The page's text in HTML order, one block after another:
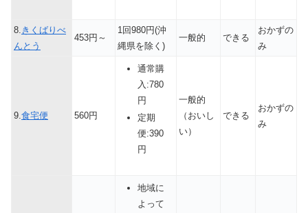
8. きくばりべ
んとう
453円～
1回980円(沖
縄県を除く)
一般的 できる
おかずの
み
9.食宅便 560円
通常購
入:780
円
定期
便:390
円
一般的
（おいし
い）
できる
おかずの
み
地域に
よって